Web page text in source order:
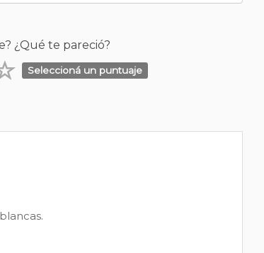
¿Qué te pareció?
Seleccioná un puntuaje